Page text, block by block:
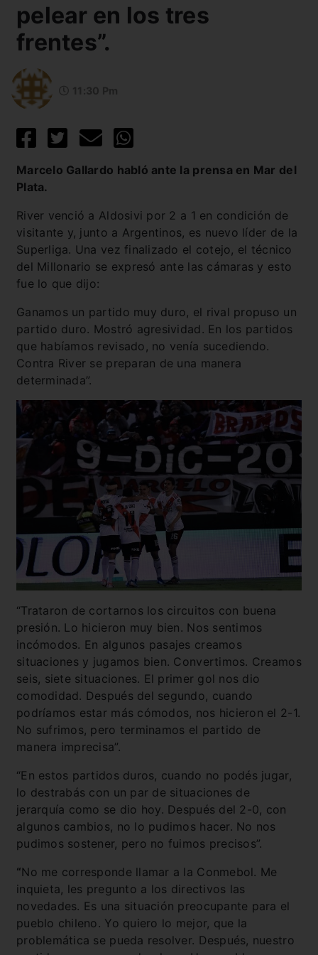
pelear en los tres
frentes”.
Marcelo Gallardo habló ante la prensa en Mar del
Plata.
River venció a Aldosivi por 2 a 1 en condición de
visitante y, junto a Argentinos, es nuevo líder de la
Superliga. Una vez finalizado el cotejo, el técnico
del Millonario se expresó ante las cámaras y esto
fue lo que dijo:
Ganamos un partido muy duro, el rival propuso un
partido duro. Mostró agresividad. En los partidos
que habíamos revisado, no venía sucediendo.
Contra River se preparan de una manera
determinada”.
“Trataron de cortarnos los circuitos con buena
presión. Lo hicieron muy bien. Nos sentimos
incómodos. En algunos pasajes creamos
situaciones y jugamos bien. Convertimos. Creamos
seis, siete situaciones. El primer gol nos dio
comodidad. Después del segundo, cuando
podríamos estar más cómodos, nos hicieron el 2-1.
No sufrimos, pero terminamos el partido de
manera imprecisa”.
“En estos partidos duros, cuando no podés jugar,
lo destrabás con un par de situaciones de
jerarquía como se dio hoy. Después del 2-0, con
algunos cambios, no lo pudimos hacer. No nos
pudimos sostener, pero no fuimos precisos”.
“No me corresponde llamar a la Conmebol. Me
inquieta, les pregunto a los directivos las
novedades. Es una situación preocupante para el
pueblo chileno. Yo quiero lo mejor, que la
problemática se pueda resolver. Después, nuestro